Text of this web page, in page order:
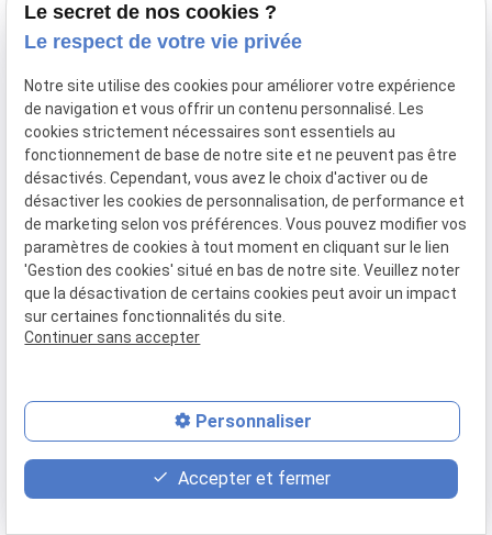
massages bien-être. Massages du monde, comme
le massage balinais, le massage thaï, ou le massage
massage aux coquillages chaudset massage à la
bougie... Notre carte comprend une grande variété
de techniques pour s'adapter à toutes les envies.
Notre carte comprend une grande variété de
techniques pour s'adapter à toutes les envies.
Besoin de déconnecter et de vous relaxer après
une dure journée ? Lemassage californien, tout
en lenteur et en douceur, vous apaisera en un clin
d'œil. Vous êtes stressé et avez besoin d'évacuer
temps ? Craquez pour lemassage Sweet Lomi,
inspiré des techniques Hawaïennes.
Pour les couples, nous proposons des massages
en duo, une merveilleuse idée cadeau à partager.
event
Rendez-vous
contact_page
Contact
phone
02 31 86 73 11
Le secret de nos cookies ?
Le respect de votre vie privée
Notre site utilise des cookies pour améliorer votre expérience
de navigation et vous offrir un contenu personnalisé. Les
cookies strictement nécessaires sont essentiels au
fonctionnement de base de notre site et ne peuvent pas être
désactivés. Cependant, vous avez le choix d'activer ou de
désactiver les cookies de personnalisation, de performance et
de marketing selon vos préférences. Vous pouvez modifier vos
paramètres de cookies à tout moment en cliquant sur le lien
'Gestion des cookies' situé en bas de notre site. Veuillez noter
que la désactivation de certains cookies peut avoir un impact
sur certaines fonctionnalités du site.
Continuer sans accepter
Personnaliser
Accepter et fermer